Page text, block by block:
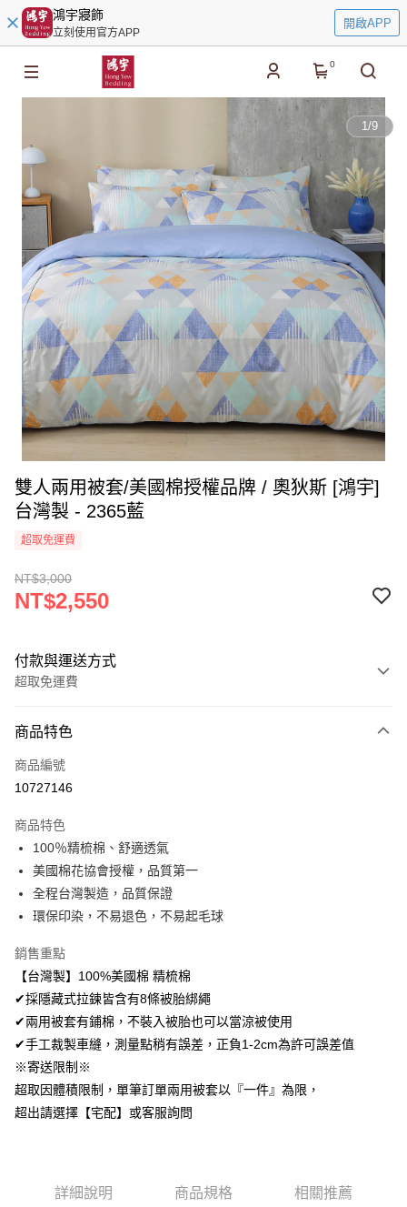
鴻宇寢飾
立刻使用官方APP
開啟APP
0
1/9
雙人兩用被套/美國棉授權品牌 / 奧狄斯 [鴻宇]
台灣製 - 2365藍
超取免運費
NT$3,000
NT$2,550
付款與運送方式
超取免運費
信用卡一次付款
超商取貨付款
Apple Pay
悠遊付
Google Pay
AFTEE先享後付
相關說明
AFTEE先享後付是「在收到商品之後才付款」的支付方式。 讓您購物簡單
便利好安心！
１．簡單：不需註冊會員、不需綁卡、不需儲值。
２．便利：只要手機號碼，簡訊認證，即可結帳。
３．安心：先確認商品／服務後，再付款。
１．於結帳方式選擇「AFTEE先享後付」後，將跳轉至「AFTEE先享後付」
ATM／網路銀行／等多元方式進行付款，方視為交易完成。
※ 請注意：結帳手續完成當下不需立刻繳費，但若您需要取消訂單，請聯絡
ATM付款
運送方式
全家取貨付款
免運費
7-11取貨付款
商品特色
商品編號
10727146
商品特色
100％精梳棉、舒適透氣
美國棉花協會授權，品質第一
全程台灣製造，品質保證
環保印染，不易退色，不易起毛球
銷售重點
【台灣製】100%美國棉 精梳棉
✔採隱藏式拉鍊皆含有8條被胎綁繩
✔兩用被套有鋪棉，不裝入被胎也可以當涼被使用
✔手工裁製車縫，測量點稍有誤差，正負1-2cm為許可誤差值
※寄送限制※
超取因體積限制，單筆訂單兩用被套以『一件』為限，
超出請選擇【宅配】或客服詢問
詳細說明 商品規格 相關推薦